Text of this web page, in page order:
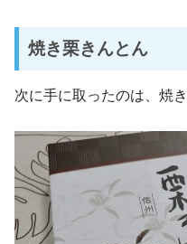
焼き栗きんとん
次に手に取ったのは、焼